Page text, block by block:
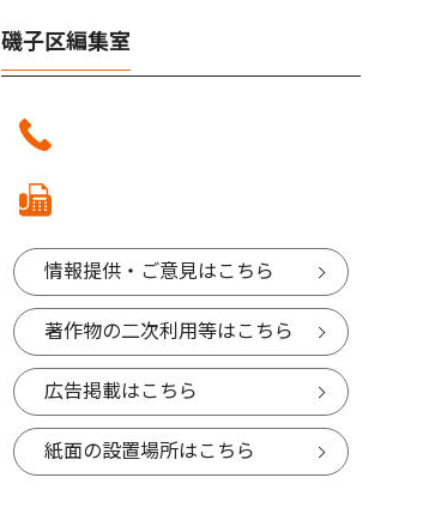
磯子区編集室
情報提供・ご意見はこちら
著作物の二次利用等はこちら
広告掲載はこちら
紙面の設置場所はこちら